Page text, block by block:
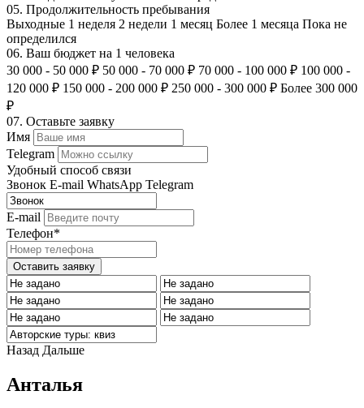
05. Продолжительность пребывания
Выходные 1 неделя 2 недели 1 месяц Более 1 месяца Пока не
определился
06. Ваш бюджет на 1 человека
30 000 - 50 000 ₽ 50 000 - 70 000 ₽ 70 000 - 100 000 ₽ 100 000 -
120 000 ₽ 150 000 - 200 000 ₽ 250 000 - 300 000 ₽ Более 300 000
₽
07. Оставьте заявку
Имя
Telegram
Удобный способ связи
Звонок E-mail WhatsApp Telegram
E-mail
Телефон*
Оставить заявку
Назад Дальше
Анталья